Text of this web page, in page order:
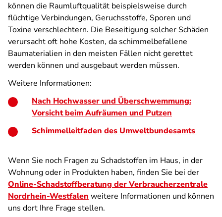
können die Raumluftqualität beispielsweise durch
flüchtige Verbindungen, Geruchsstoffe, Sporen und
Toxine verschlechtern. Die Beseitigung solcher Schäden
verursacht oft hohe Kosten, da schimmelbefallene
Baumaterialien in den meisten Fällen nicht gerettet
werden können und ausgebaut werden müssen.
Weitere Informationen:
Nach Hochwasser und Überschwemmung:
Vorsicht beim Aufräumen und Putzen
Schimmelleitfaden des Umweltbundesamts
Wenn Sie noch Fragen zu Schadstoffen im Haus, in der
Wohnung oder in Produkten haben, finden Sie bei der
Online-Schadstoffberatung der Verbraucherzentrale
Nordrhein-Westfalen weitere Informationen und können
uns dort Ihre Frage stellen.